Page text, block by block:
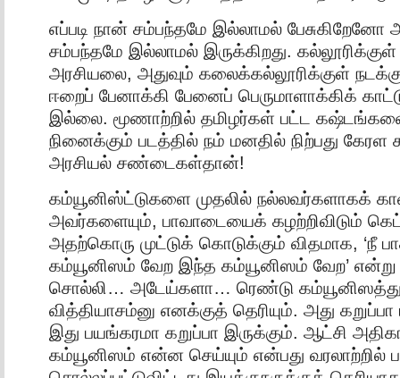
எப்படி நான் சம்பந்தமே இல்லாமல் பேசுகிறேனோ
சம்பந்தமே இல்லாமல் இருக்கிறது.
அரசியலை, அதுவும் கலைக்கல்லூரிக்குள்
ஈறைப் பேனாக்கி பேனைப் பெருமாளாக்கிக்
இல்லை. மூணாற்றில் தமிழர்கள் பட்ட
நினைக்கும் படத்தில் நம் மனதில் நிற்பது
அரசியல் சண்டைகள்தான்!
கம்யூனிஸ்ட்டுகளை முதலில் நல்லவர்களாகக்
அவர்களையும், பாவாடையைக் கழற்றிவிடும்
அதற்கொரு முட்டுக் கொடுக்கும் விதமாக, ‘நீ
கம்யூனிஸம் வேற இந்த கம்யூனிஸம் வேற’
சொல்லி… அடேய்களா… ரெண்டு
வித்தியாசம்னு எனக்குத் தெரியும். அது
இது பயங்கரமா கறுப்பா இருக்கும். ஆட்சி
கம்யூனிஸம் என்ன செய்யும் என்பது வரலாற்றில்